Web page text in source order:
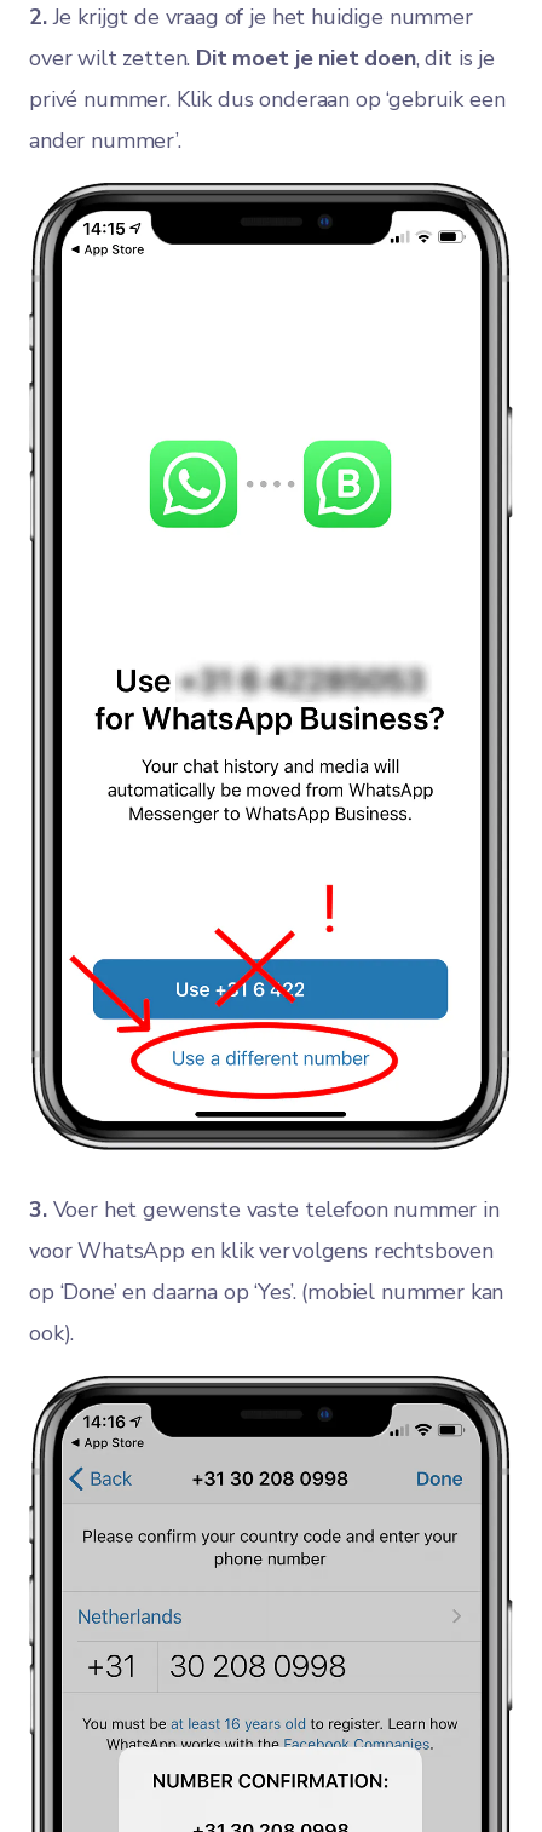
2.Je krijgt de vraag of je het huidige nummer
over wilt zetten. Dit moet je niet doen, dit is je
privé nummer. Klik dus onderaan op ‘gebruik een
ander nummer’.
3.Voer het gewenste vaste telefoon nummer in
voor WhatsApp en klik vervolgens rechtsboven
op ‘Done’ en daarna op ‘Yes’. (mobiel nummer kan
ook).